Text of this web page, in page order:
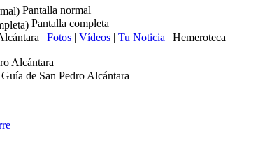
Pantalla normal
Pantalla completa
| Fotos | Vídeos | Tu Noticia | Hemeroteca
Alcántara
Guía de San Pedro Alcántara